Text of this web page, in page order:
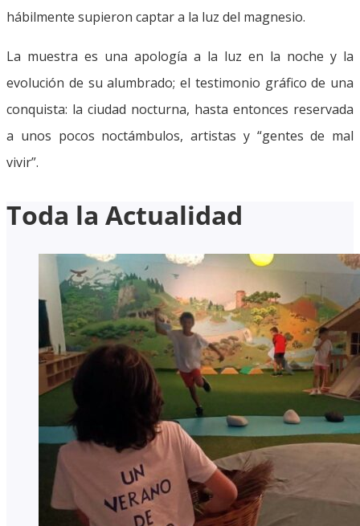
hábilmente supieron captar a la luz del magnesio.
La muestra es una apología a la luz en la noche y la
evolución de su alumbrado; el testimonio gráfico de una
conquista: la ciudad nocturna, hasta entonces reservada
a unos pocos noctámbulos, artistas y “gentes de mal
vivir”.
Toda la Actualidad